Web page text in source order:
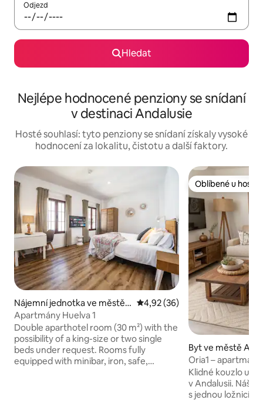
Odjezd
Hledat
Nejlépe hodnocené penziony se snídaní
v destinaci Andalusie
Hosté souhlasí: tyto penziony se snídaní získaly vysoké
hodnocení za lokalitu, čistotu a další faktory.
Nájemní jednotka ve městě
Ayamonte
Průměrné hodnocení 4,92 z 5,
4,92 (36)
Apartmány Huelva 1
Double aparthotel room (30 m²) with the
possibility of a king-size or two single
beds under request. Rooms fully
equipped with minibar, iron, safe,
Oblíbené u hostů
Oblíbené u hostů
Byt ve městě
Oria1 – apartmán
stravování,
Klidné kouzlo
v Andalusii. Náš
s jednou ložnicí